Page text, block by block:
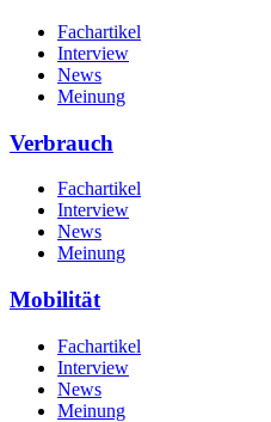
Fachartikel
Interview
News
Meinung
Verbrauch
Fachartikel
Interview
News
Meinung
Mobilität
Fachartikel
Interview
News
Meinung